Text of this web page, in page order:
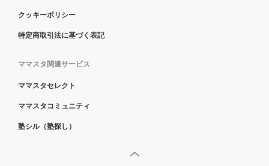
クッキーポリシー
特定商取引法に基づく表記
ママスタ関連サービス
ママスタセレクト
ママスタコミュニティ
塾シル（塾探し）